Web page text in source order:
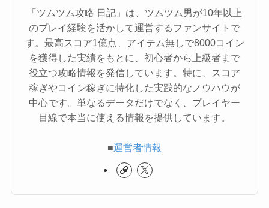
「ツムツム攻略 日記」は、ツムツム男が10年以上
のプレイ経験を活かして運営するファンサイトで
す。最高スコア1億点、アイテム無しで8000コイン
を獲得した実績をもとに、初心者から上級者まで
役立つ攻略情報を発信しています。特に、スコア
稼ぎやコイン稼ぎに特化した実践的なノウハウが
中心です。単なるデータだけでなく、プレイヤー
目線で本当に使える情報を提供しています。
■運営者情報